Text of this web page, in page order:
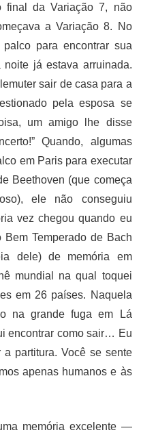
final da Variação 7, não
a Variação 8. No
para encontrar sua
já estava arruinada.
sair de casa para a
pela esposa se
um amigo lhe disse
Quando, algumas
em Paris para executar
Beethoven (que começa
ele não conseguiu
vez chegou quando eu
Temperado de Bach
dele) de memória em
mundial na qual toquei
em 26 países. Naquela
na grande fuga em Lá
encontrar como sair… Eu
partitura. Você se sente
apenas humanos e às
memória excelente —